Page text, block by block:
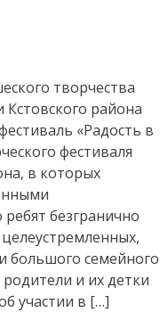
творчества
района
«Радость в
фестиваля
в которых
безгранично
большого семейного
и их детки
участии в […]